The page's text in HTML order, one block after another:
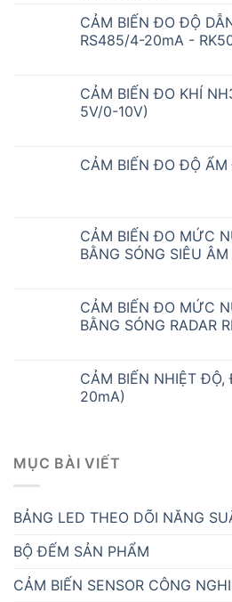
CẢM BIẾN ĐO ĐỘ
RS485/4-20mA -
CẢM BIẾN ĐO KHÍ
5V/0-10V)
CẢM BIẾN ĐO ĐỘ ẨM
CẢM BIẾN ĐO MỨC
BẰNG SÓNG SIÊU
CẢM BIẾN ĐO MỨC
BẰNG SÓNG RADAR
CẢM BIẾN NHIỆT
20mA)
MỤC BÀI VIẾT
BẢNG LED THEO DÕI NĂNG
BỘ ĐẾM SẢN PHẨM
CẢM BIẾN SENSOR CÔNG